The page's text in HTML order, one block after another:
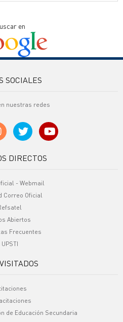
en
SOCIALES
nuestras redes
DIRECTOS
- Webmail
Correo Oficial
Abiertos
Frecuentes
UPSTI
de Educación Secundaria